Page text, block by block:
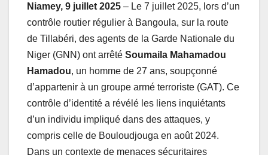
Niamey, 9 juillet 2025 – Le 7 juillet 2025, lors d’un
contrôle routier régulier à Bangoula, sur la route
de Tillabéri, des agents de la Garde Nationale du
Niger (GNN) ont arrêté Soumaila Mahamadou
Hamadou, un homme de 27 ans, soupçonné
d’appartenir à un groupe armé terroriste (GAT). Ce
contrôle d’identité a révélé les liens inquiétants
d’un individu impliqué dans des attaques, y
compris celle de Bouloudjouga en août 2024.
Dans un contexte de menaces sécuritaires